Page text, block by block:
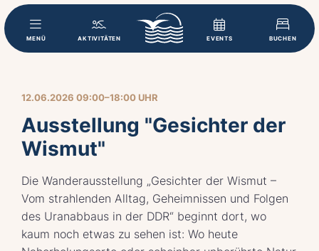
MENÜ AKTIVITÄTEN EVENTS BUCHEN
12.06.2026 09:00–18:00 UHR
Ausstellung "Gesichter der
Wismut"
Die Wanderausstellung „Gesichter der Wismut –
Vom strahlenden Alltag, Geheimnissen und Folgen
des Uranabbaus in der DDR“ beginnt dort, wo
kaum noch etwas zu sehen ist: Wo heute